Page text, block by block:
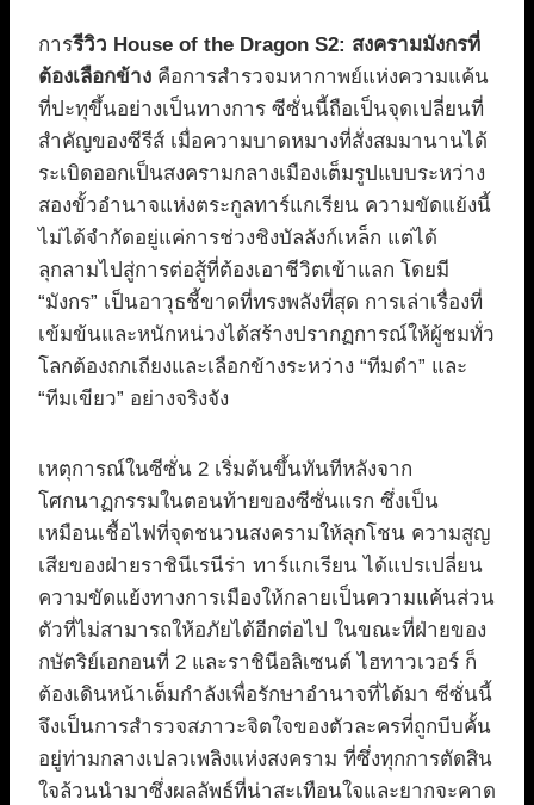
การรีวิว House of the Dragon S2: สงครามมังกรที่
ต้องเลือกข้าง คือการสำรวจมหากาพย์แห่งความแค้น
ที่ปะทุขึ้นอย่างเป็นทางการ ซีซั่นนี้ถือเป็นจุดเปลี่ยนที่
สำคัญของซีรีส์ เมื่อความบาดหมางที่สั่งสมมานานได้
ระเบิดออกเป็นสงครามกลางเมืองเต็มรูปแบบระหว่าง
สองขั้วอำนาจแห่งตระกูลทาร์แกเรียน ความขัดแย้งนี้
ไม่ได้จำกัดอยู่แค่การช่วงชิงบัลลังก์เหล็ก แต่ได้
ลุกลามไปสู่การต่อสู้ที่ต้องเอาชีวิตเข้าแลก โดยมี
“มังกร” เป็นอาวุธชี้ขาดที่ทรงพลังที่สุด การเล่าเรื่องที่
เข้มข้นและหนักหน่วงได้สร้างปรากฏการณ์ให้ผู้ชมทั่ว
โลกต้องถกเถียงและเลือกข้างระหว่าง “ทีมดำ” และ
“ทีมเขียว” อย่างจริงจัง
เหตุการณ์ในซีซั่น 2 เริ่มต้นขึ้นทันทีหลังจาก
โศกนาฏกรรมในตอนท้ายของซีซั่นแรก ซึ่งเป็น
เหมือนเชื้อไฟที่จุดชนวนสงครามให้ลุกโชน ความสูญ
เสียของฝ่ายราชินีเรนีร่า ทาร์แกเรียน ได้แปรเปลี่ยน
ความขัดแย้งทางการเมืองให้กลายเป็นความแค้นส่วน
ตัวที่ไม่สามารถให้อภัยได้อีกต่อไป ในขณะที่ฝ่ายของ
กษัตริย์เอกอนที่ 2 และราชินีอลิเซนต์ ไฮทาวเวอร์ ก็
ต้องเดินหน้าเต็มกำลังเพื่อรักษาอำนาจที่ได้มา ซีซั่นนี้
จึงเป็นการสำรวจสภาวะจิตใจของตัวละครที่ถูกบีบคั้น
อยู่ท่ามกลางเปลวเพลิงแห่งสงคราม ที่ซึ่งทุกการตัดสิน
ใจล้วนนำมาซึ่งผลลัพธ์ที่น่าสะเทือนใจและยากจะคาด